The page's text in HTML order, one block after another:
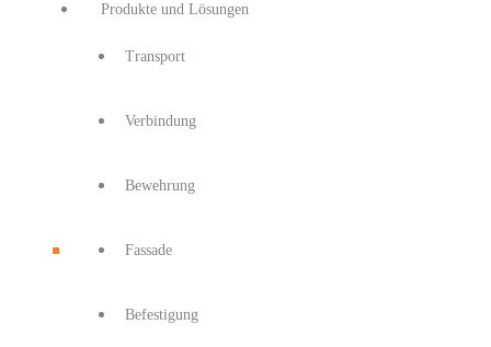
Produkte und Lösungen
Transport
Verbindung
Bewehrung
Fassade
Befestigung